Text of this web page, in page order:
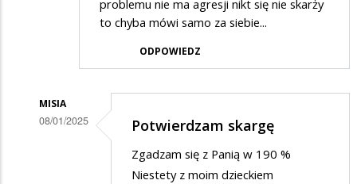
problemu nie ma agresji nikt się nie skarży
to chyba mówi samo za siebie...
ODPOWIEDZ
MISIA
08/01/2025 Potwierdzam skargę
Zgadzam się z Panią w 190 %
Niestety z moim dzieckiem